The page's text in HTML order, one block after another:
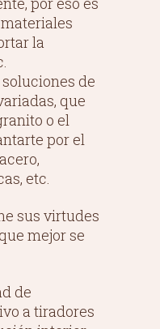
la
de
que
o el
por el
etc.
sus virtudes
mejor se
de
a tiradores